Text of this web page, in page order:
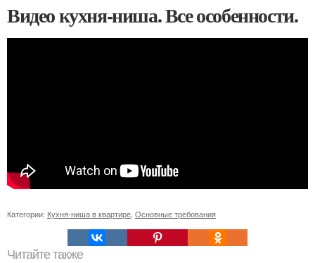
Видео кухня-ниша. Все особенности.
Категории: Кухня-ниша в квартире Основные требования
Читайте также